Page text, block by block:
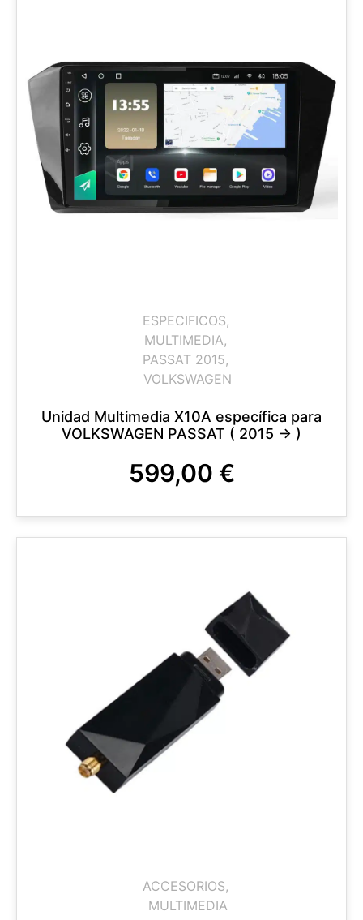
ESPECIFICOS,
MULTIMEDIA,
PASSAT 2015,
VOLKSWAGEN
Unidad Multimedia X10A específica para
VOLKSWAGEN PASSAT ( 2015 -> )
599,00 €
ACCESORIOS,
MULTIMEDIA